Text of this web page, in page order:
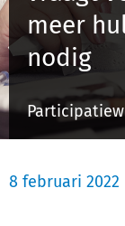
meer
nodig
8 februari 2022